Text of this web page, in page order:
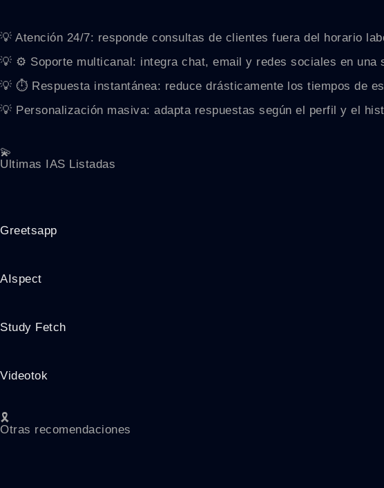
💡 Atención 24/7: responde consultas de clientes fuera del horario
💡 ⚙️ Soporte multicanal: integra chat, email y redes sociales en una
💡 ⏱ Respuesta instantánea: reduce drásticamente los tiempos de
💡 Personalización masiva: adapta respuestas según el perfil y el
💫
Ultimas IAS Listadas
Greetsapp
AIspect
Study Fetch
Videotok
🎗️
Otras recomendaciones